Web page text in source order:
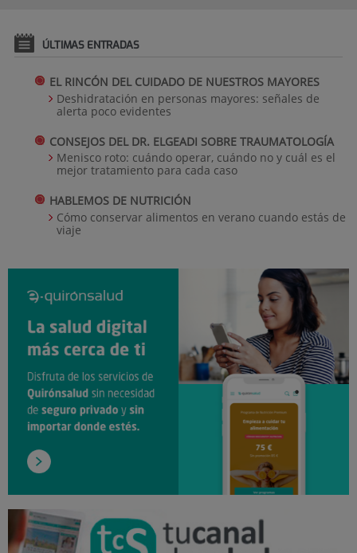
ÚLTIMAS ENTRADAS
EL RINCÓN DEL CUIDADO DE NUESTROS MAYORES
Deshidratación en personas mayores: señales de
alerta poco evidentes
CONSEJOS DEL DR. ELGEADI SOBRE TRAUMATOLOGÍA
Menisco roto: cuándo operar, cuándo no y cuál es el
mejor tratamiento para cada caso
HABLEMOS DE NUTRICIÓN
Cómo conservar alimentos en verano cuando estás de
viaje